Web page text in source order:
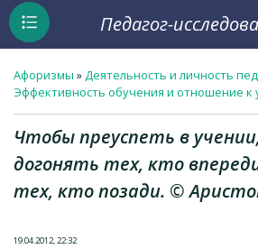
Педагог-
Афоризмы »Деятельность и личность
Эффективность обучения и отношение к
Чтобы преуспеть в
догонять тех, кто
тех, кто позади. ©
19.04.2012, 22:32